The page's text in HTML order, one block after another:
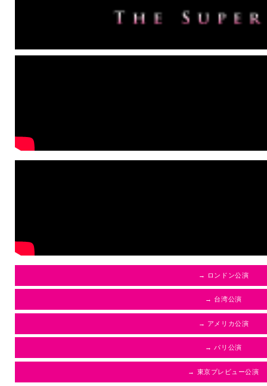
→ ロンドン公演
→ 台湾公演
→ アメリカ公演
→ パリ公演
→ 東京プレビュー公演